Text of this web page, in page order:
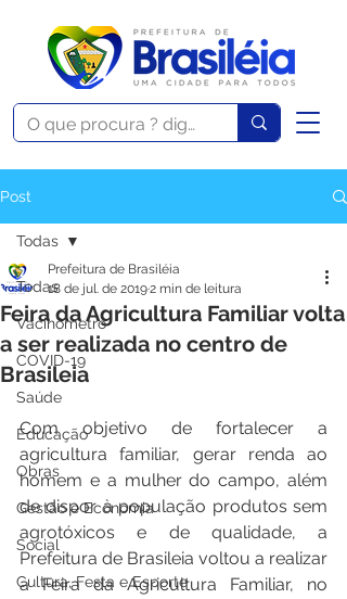
Post
Todas
Vacinômetro
COVID-19
Saúde
Educação
Obras
Gestão e Economia
Social
Cultura, Festa e Esporte
Todas
Feira da Agricultura Familiar volta
a ser realizada no centro de
Brasileia
Prefeitura de Brasiléia
18 de jul. de 20192 min de leitura
Com objetivo de fortalecer a
agricultura familiar, gerar renda ao
homem e a mulher do campo, além
de dispor à população produtos sem
agrotóxicos e de qualidade, a
Prefeitura de Brasileia voltou a realizar
a Feira da Agricultura Familiar, no